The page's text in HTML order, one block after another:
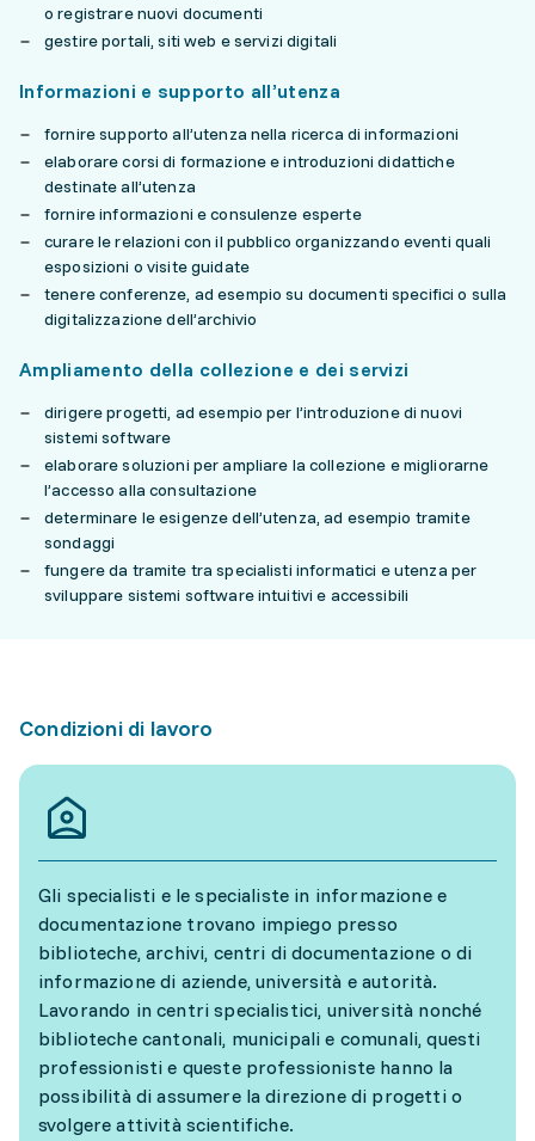
o registrare nuovi documenti
gestire portali, siti web e servizi digitali
Informazioni e supporto all’utenza
fornire supporto all’utenza nella ricerca di informazioni
elaborare corsi di formazione e introduzioni didattiche
destinate all’utenza
fornire informazioni e consulenze esperte
curare le relazioni con il pubblico organizzando eventi quali
esposizioni o visite guidate
tenere conferenze, ad esempio su documenti specifici o sulla
digitalizzazione dell’archivio
Ampliamento della collezione e dei servizi
dirigere progetti, ad esempio per l’introduzione di nuovi
sistemi software
elaborare soluzioni per ampliare la collezione e migliorarne
l’accesso alla consultazione
determinare le esigenze dell’utenza, ad esempio tramite
sondaggi
fungere da tramite tra specialisti informatici e utenza per
sviluppare sistemi software intuitivi e accessibili
Condizioni di lavoro
Gli specialisti e le specialiste in informazione e
documentazione trovano impiego presso
biblioteche, archivi, centri di documentazione o di
informazione di aziende, università e autorità.
Lavorando in centri specialistici, università nonché
biblioteche cantonali, municipali e comunali, questi
professionisti e queste professioniste hanno la
possibilità di assumere la direzione di progetti o
svolgere attività scientifiche.